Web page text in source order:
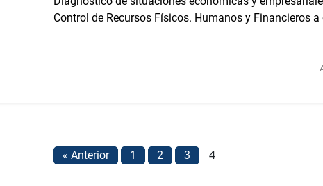
Control de Recursos Físicos. Humanos y Financieros a
« Anterior 1 2 3 4